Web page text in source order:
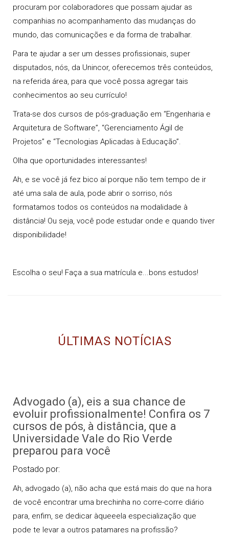
procuram por colaboradores que possam ajudar as
companhias no acompanhamento das mudanças do
mundo, das comunicações e da forma de trabalhar.
Para te ajudar a ser um desses profissionais, super
disputados, nós, da Unincor, oferecemos três conteúdos,
na referida área, para que você possa agregar tais
conhecimentos ao seu currículo!
Trata-se dos cursos de pós-graduação em “Engenharia e
Arquitetura de Software”, “Gerenciamento Ágil de
Projetos” e “Tecnologias Aplicadas à Educação”.
Olha que oportunidades interessantes!
Ah, e se você já fez bico aí porque não tem tempo de ir
até uma sala de aula, pode abrir o sorriso, nós
formatamos todos os conteúdos na modalidade à
distância! Ou seja, você pode estudar onde e quando tiver
disponibilidade!
Escolha o seu! Faça a sua matrícula e...bons estudos!
ÚLTIMAS NOTÍCIAS
Advogado (a), eis a sua chance de
evoluir profissionalmente! Confira os 7
cursos de pós, à distância, que a
Universidade Vale do Rio Verde
preparou para você
Postado por:
Ah, advogado (a), não acha que está mais do que na hora
de você encontrar uma brechinha no corre-corre diário
para, enfim, se dedicar àqueeela especialização que
pode te levar a outros patamares na profissão?